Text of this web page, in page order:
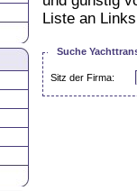
Liste an
Suche
Sitz der Firma: